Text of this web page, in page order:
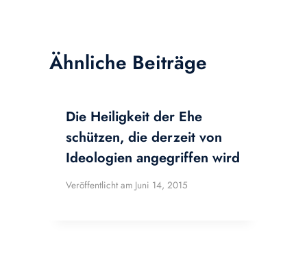
Ähnliche Beiträge
Die Heiligkeit der Ehe
schützen, die derzeit von
Ideologien angegriffen wird
Veröffentlicht am Juni 14, 2015